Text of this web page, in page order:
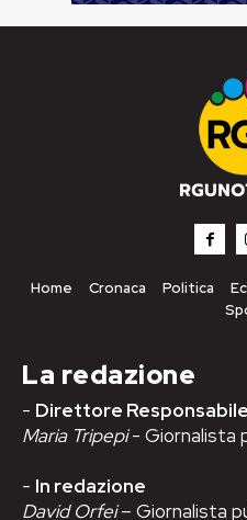
Home Cronaca Politica
La redazione
- Direttore Responsabile
Maria Tripepi- Giornalista
- In redazione
David Orfei– Giornalista